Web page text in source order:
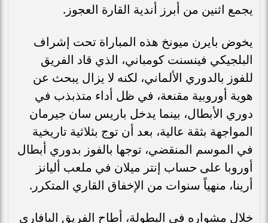
يجمع اثنين من أبرز أندية القارة العجوز.
يخوض بايرن ميونخ هذه المباراة تحت إشراف
البلجيكي فينسنت كومباني، الذي قاد الفريق
للفوز بالدوري الألماني، لكنه لا يزال يبحث عن
هوية أوروبية مقنعة، في ظل أداء متذبذب في
دوري الأبطال، بينما يدخل باريس سان جيرمان
المواجهة بثقة عالية، بعد أن توج بثلاثية تاريخية
في الموسم المنقضي، توجها بالفوز بدوري أبطال
أوروبا على حساب إنتر ميلان في ملعب أليانز
أرينا، منهياً سنوات من الإخفاق القاري المتكرر.
خلال مشواره في البطولة، أطاح الفريق البافاري